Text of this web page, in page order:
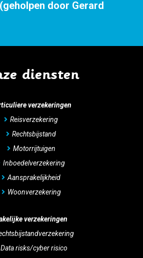
diensten
verzekeringen
Reisverzekering
Rechtsbijstand
Motorrijtuigen
Inboedelverzekering
Aansprakelijkheid
Woonverzekering
verzekeringen
Data risks/cyber risico